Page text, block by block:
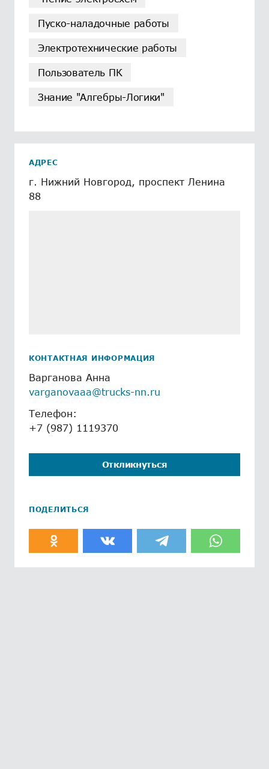
Пуско-наладочные работы
Электротехнические работы
Пользователь ПК
Знание "Алгебры-Логики"
АДРЕС
г. Нижний Новгород, проспект Ленина
88
КОНТАКТНАЯ ИНФОРМАЦИЯ
Варганова Анна
varganovaaa@trucks-nn.ru
Телефон:
+7 (987) 1119370
Откликнуться
ПОДЕЛИТЬСЯ